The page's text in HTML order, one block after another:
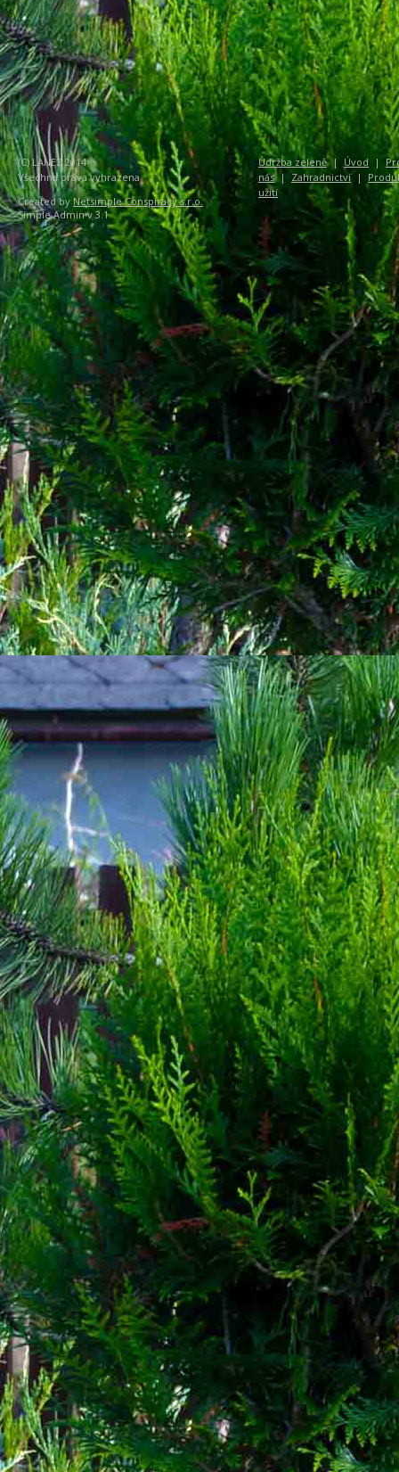
(C) LANEZ 2014
Všechna práva vyhrazena
Created by Netsimple Conspiracy s.r.o.
Simple Admin v 3.1
Údržba zeleně|Úvod |
nás| Zahradnictví|
užití